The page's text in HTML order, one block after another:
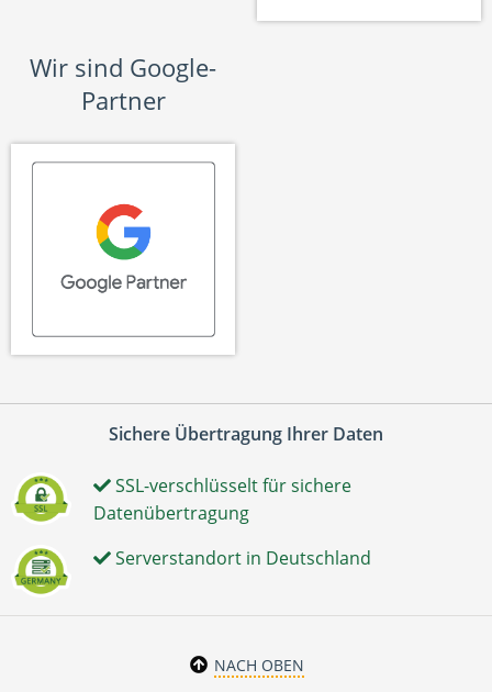
Wir sind Google-
Partner
Sichere Übertragung Ihrer Daten
SSL-verschlüsselt für sichere
Datenübertragung
Serverstandort in Deutschland
NACH OBEN